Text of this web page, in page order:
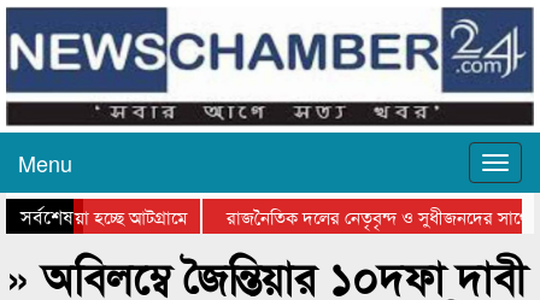
Menu
সর্বশেষ
যাওয়া হচ্ছে আটগ্রামে
রাজনৈতিক দলের নেতৃবৃন্দ ও সুধীজনদের সাথে
পুরস্কার বিতরণ সম্পন্ন
সিলেটে বাংলাদেশ গ্রুপ থিয়েটার
» অবিলম্বে জৈন্তিয়ার ১০দফা দাবী